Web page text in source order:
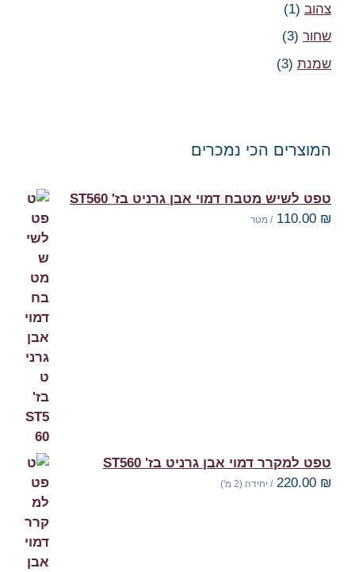
צהוב (1)
שחור (3)
שמנת (3)
המוצרים הכי נמכרים
טפט לשיש מטבח דמוי אבן גרניט בז' ST560
110.00 ₪ / מטר
טפט למקרר דמוי אבן גרניט בז' ST560
220.00 ₪ / יחידה (2 מ')